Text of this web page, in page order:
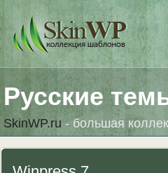
Русские
SkinWP.ru- большая